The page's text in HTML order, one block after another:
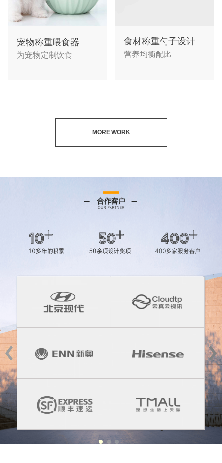
宠物称重喂食器
为宠物定制饮食
食材称重勺子设计
营养均衡配比
MORE WORK